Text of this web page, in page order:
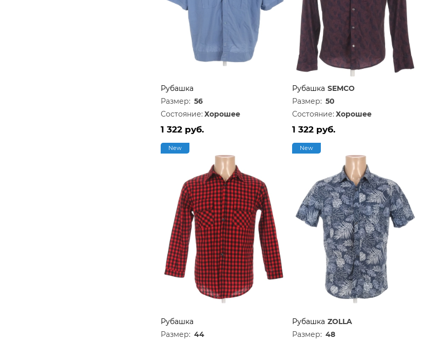
Рубашка
Размер: 56
Состояние: Хорошее
1 322 руб.
Рубашка SEMCO
Размер: 50
Состояние: Хорошее
1 322 руб.
New
Рубашка
Размер: 44
New
Рубашка ZOLLA
Размер: 48